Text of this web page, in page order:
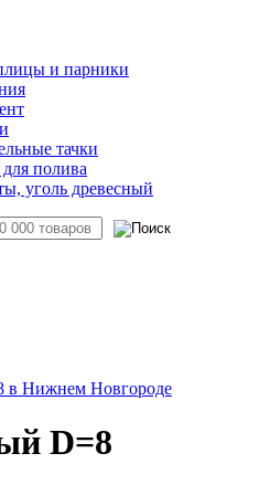
и парники
тачки
полива
уголь древесный
D=8